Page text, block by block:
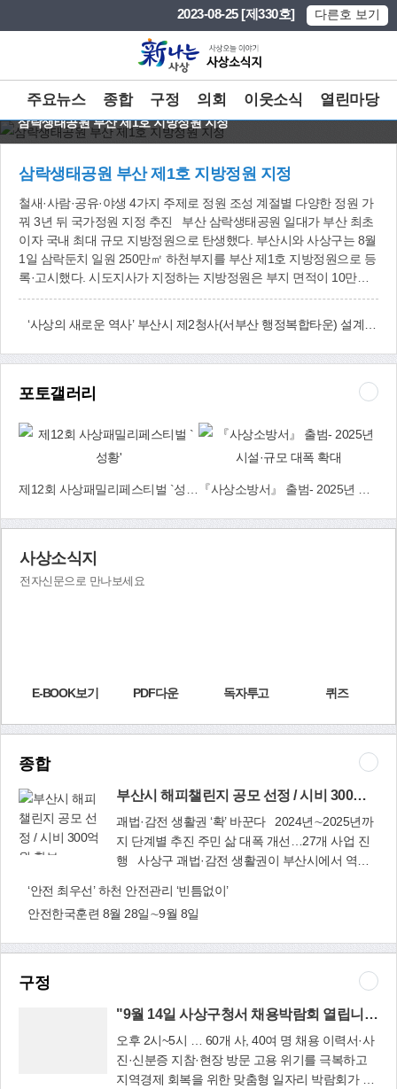
2023-08-25 [제330호] 다른호 보기
주요뉴스 종합 구정 의회 이웃소식 열린마당
삼락생태공원 부산 제1호 지방정원 지정
삼락생태공원 부산 제1호 지방정원 지정
철새·사람·공유·야생 4가지 주제로 정원 조성 계절별 다양한 정원 가
꿔 3년 뒤 국가정원 지정 추진 부산 삼락생태공원 일대가 부산 최초
이자 국내 최대 규모 지방정원으로 탄생했다. 부산시와 사상구는 8월
1일 삼락둔치 일원 250만㎡ 하천부지를 부산 제1호 지방정원으로 등
록·고시했다. 시도지사가 지정하는 지방정원은 부지 면적이 10만㎡
이상, 부지면적 중 녹지공간 40% 이상 등 요건을 갖춰야 한다. 또 주
운영관리 평가 기준을 충족해야 한다. 부산시는 철새, 사람, 공유, 야
생 4가지 주제로 구역을 나눠 정원을 조성한다. 계절별로 느낄 수 있
야생화단지를 체험·정원교육이 가능한 공간으로 만들고, 숲 녹지대
는 강변을 따라 샛길 생태문화탐방로를 조성하고, 강변정원, 수로변
갯버들정원과 갈대정원도 가꾼다. 지방정원 상단부를 지나는 대저대
교 건설에 따른 환경영향을 최소화하기 위해 대규모 생태습지를 조성
하고 접근로 개선과 친환경 이동 수단을 도입해 국내외 관광객이 편
정원을 운영한 뒤 국가정원으로 지정도 추진한다. 철새와 사람이 공
관계기관과 국가정원 지정을 위한 협의를 이어나간다는 방침이다. 현
재 국내 국가정원은 2015년 9월 처음 지정된 92만6천㎡ 순천만국가
4532) 부산시 산림녹지과(☎888-3842)
‘사상의 새로운 역사’ 부산시 제2청사(서부산 행정복합타운) 설계안 발표
포토갤러리
제12회 사상패밀리페스티벌 `성황' 『사상소방서』 출범- 2025년 시설·규모 대폭 확대
사상소식지
전자신문으로 만나보세요
E-BOOK보기 PDF다운 독자투고 퀴즈
종합
부산시 해피챌린지 공모 선정 / 시비 300억 원 확보
지 공모 선정 / 시
비 300억 원 확
괘법·감전 생활권 ‘확’ 바꾼다 2024년∼2025년까
지 단계별 추진 주민 삶 대폭 개선…27개 사업 진
행 사상구 괘법·감전 생활권이 부산시에서 역점
(Happy) 챌린지’ 사업에 최종 선정돼 비약적인 발
전이 기대된다. 사상구는 8월 7일 해피챌린지 사업
선정되면서 시비 총 300억 원을 확보하는 쾌거를
거뒀다. ‘해피챌린지’는 보행 기반 일상의 편리함과
도시를 실현하는 ‘15분 도시, 부산’의 확산 모델을
만드는 프로젝트 사업이다. 사상구는 해피챌린지
대표 생활권으로 선정되기 위해 그동안 많은 공을
들였다. 특히 괘법·감전 주민 50여 명으로 구성된
‘안전 최우선’ 하천 안전관리 ‘빈틈없이’
안전한국훈련 8월 28일∼9월 8일
구정
"9월 14일 사상구청서 채용박람회 열립니다"
오후 2시~5시 … 60개 사, 40여 명 채용 이력서·사
진·신분증 지참·현장 방문 고용 위기를 극복하고
지역경제 회복을 위한 맞춤형 일자리 박람회가 열